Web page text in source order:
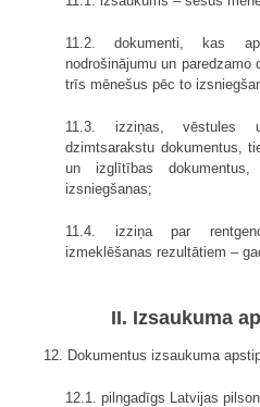
11.2. dokumenti, kas
nodrošinājumu un
trīs mēnešus pēc to
11.3. izziņas, vēstules
dzimtsarakstu dokumentus,
un izglītības
izsniegšanas;
11.4. izziņa par
izmeklēšanas rezultātiem –
II. Izsaukuma
12. Dokumentus izsaukuma
12.1. pilngadīgs Latvijas